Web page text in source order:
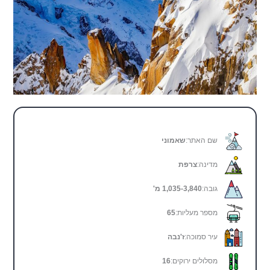
שם האתר:שאמוני
מסלולים ירוקים:16
מדינה:צרפת
גובה:1,035-3,840 מ'
מספר מעליות:65
עיר סמוכה:ז'נבה